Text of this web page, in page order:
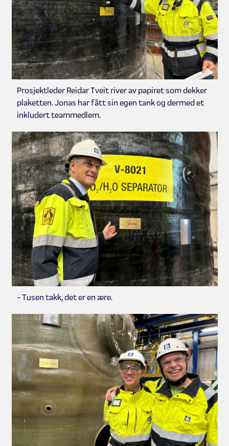
Prosjektleder Reidar Tveit river av papiret som dekker
plaketten. Jonas har fått sin egen tank og dermed et
inkludert teammedlem.
- Tusen takk, det er en ære.